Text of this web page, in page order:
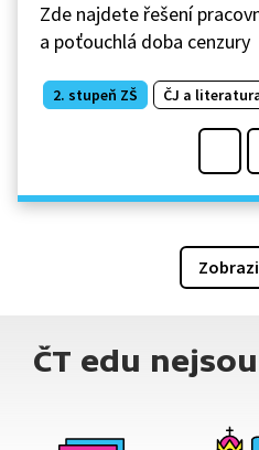
Zde najdete řešení
a poťouchlá doba cenzury
2. stupeň ZŠ ČJ a
ČT edu